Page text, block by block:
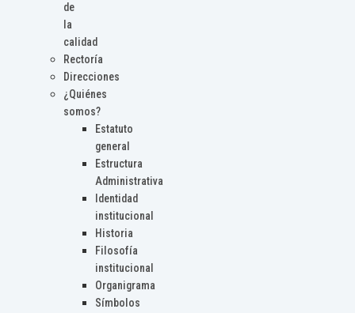
de
la
calidad
Rectoría
Direcciones
¿Quiénes
somos?
Estatuto
general
Estructura
Administrativa
Identidad
institucional
Historia
Filosofía
institucional
Organigrama
Símbolos